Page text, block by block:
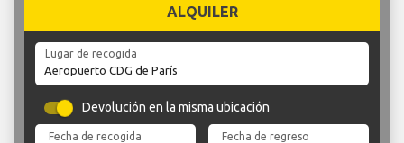
ALQUILER
Lugar de recogida
Devolución en la misma ubicación
Fecha de recogida Fecha de regreso